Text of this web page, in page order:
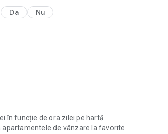
Da Nu
în funcție de ora zilei pe hartă
de vânzare la favorite